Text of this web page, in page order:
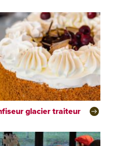
glacier traiteur